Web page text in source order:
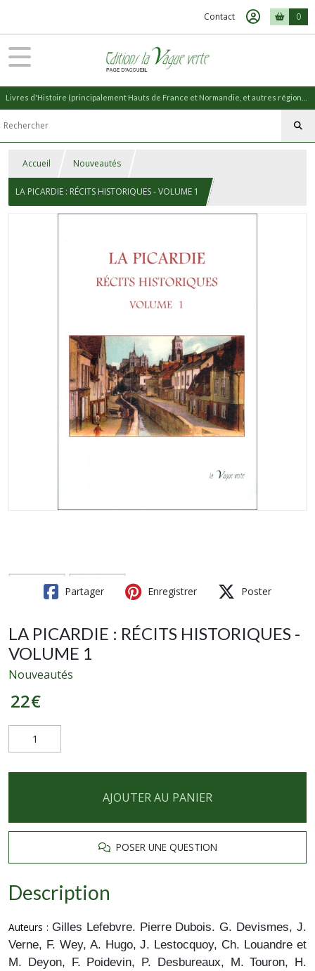
Contact 0
Accueil Nouveautés
LA PICARDIE : RÉCITS HISTORIQUES - VOLUME 1
Partager Enregistrer Poster
LA PICARDIE : RÉCITS HISTORIQUES -
VOLUME 1
Nouveautés
22€
AJOUTER AU PANIER
POSER UNE QUESTION
Description
Auteurs : Gilles Lefebvre. Pierre Dubois. G. Devismes, J.
Verne, F. Wey, A. Hugo, J. Lestocquoy, Ch. Louandre et
M. Deyon, F. Poidevin, P. Desbureaux, M. Touron, H.